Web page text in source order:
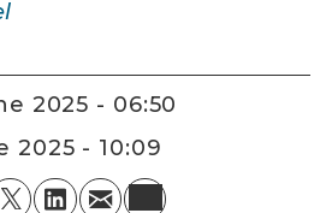
2025 - 06:50
2025 - 10:09